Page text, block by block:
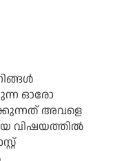
ഓരോ
അവളെ
വിഷയത്തില്‍